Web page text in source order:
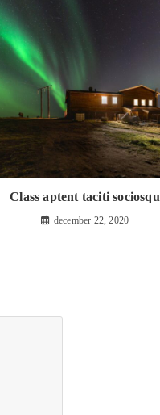
Class aptent taciti sociosqu
december 22, 2020